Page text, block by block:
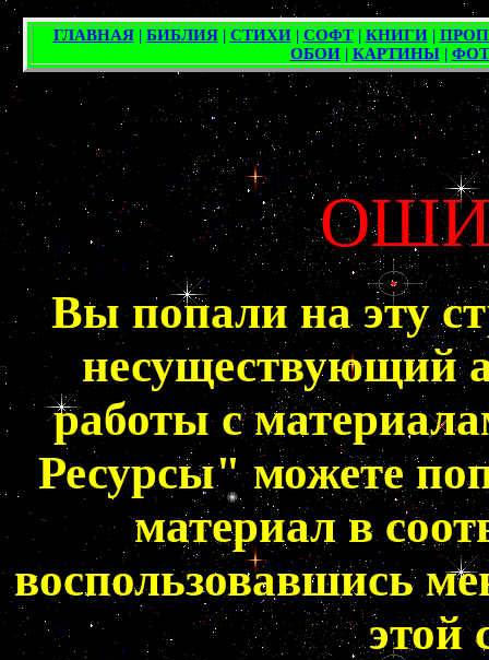
Вы попали на эту
несуществующий
работы с
Ресурсы" можете
материал в
воспользовавшись
этой